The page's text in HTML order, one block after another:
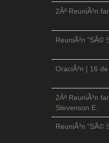
2Âª ReuniÃ³n
ReuniÃ³n "SÃ©
OraciÃ³n | 16
2Âª ReuniÃ³n
Stevenson E.
ReuniÃ³n "SÃ©